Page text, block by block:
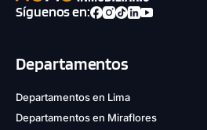
Síguenos en:
Departamentos
Departamentos en Lima
Departamentos en Miraflores